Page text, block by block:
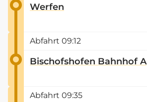
Werfen
Abfahrt 09:12
Bischofshofen Bahnhof A
Abfahrt 09:35